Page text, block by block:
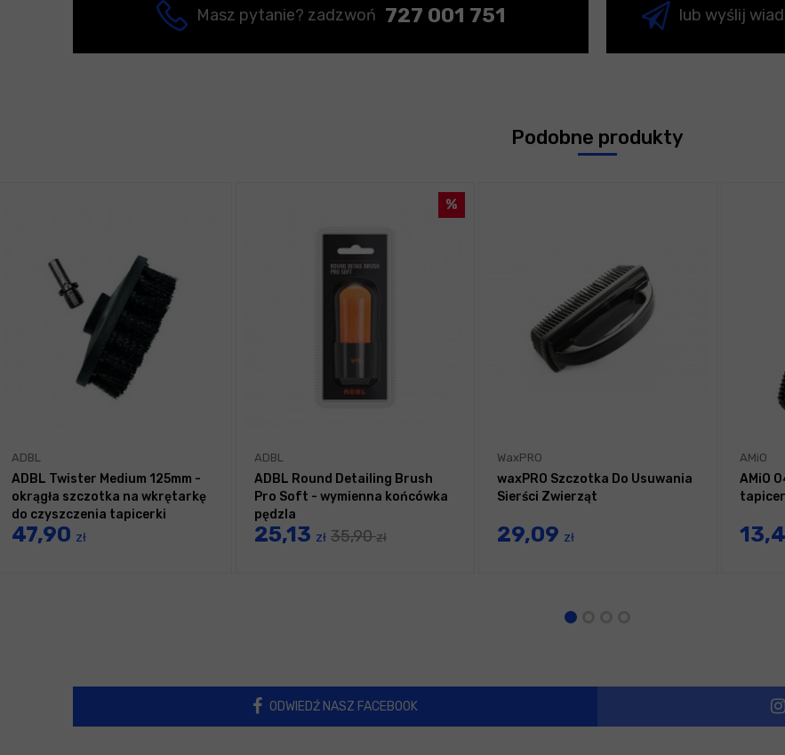
Masz pytanie? zadzwoń 727 001 751 lub wyślij
Podobne produkty
ADBL
ADBL Twister Medium 125mm -
okrągła szczotka na wkrętarkę
do czyszczenia tapicerki
47,90 zł
ADBL
ADBL Round Detailing Brush
Pro Soft - wymienna końcówka
pędzla
25,13 zł 35,90zł
WaxPRO
waxPRO Szczotka Do Usuwania
Sierści Zwierząt
29,09 zł
AMiO
AMiO
ODWIEDŹ NASZ FACEBOOK